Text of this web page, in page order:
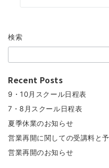
検索
Recent Posts
9・10月スクール日程表
7・8月スクール日程表
夏季休業のお知らせ
営業再開に関しての受講料と
営業再開のお知らせ